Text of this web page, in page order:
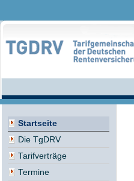
Startseite
Die TgDRV
Tarifverträge
Termine